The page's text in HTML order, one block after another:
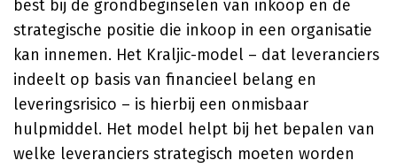
best bij de grondbeginselen van inkoop en de
strategische positie die inkoop in een organisatie
kan innemen. Het Kraljic-model – dat leveranciers
indeelt op basis van financieel belang en
leveringsrisico – is hierbij een onmisbaar
hulpmiddel. Het model helpt bij het bepalen van
welke leveranciers strategisch moeten worden